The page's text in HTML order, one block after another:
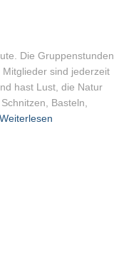
Die Gruppenstunden
sind jederzeit
hast Lust, die Natur
Basteln,
Weiterlesen